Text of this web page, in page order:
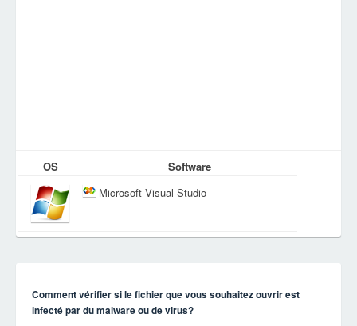
OS
Software
Microsoft Visual Studio
Comment vérifier si le fichier que vous souhaitez ouvrir est
infecté par du malware ou de virus?